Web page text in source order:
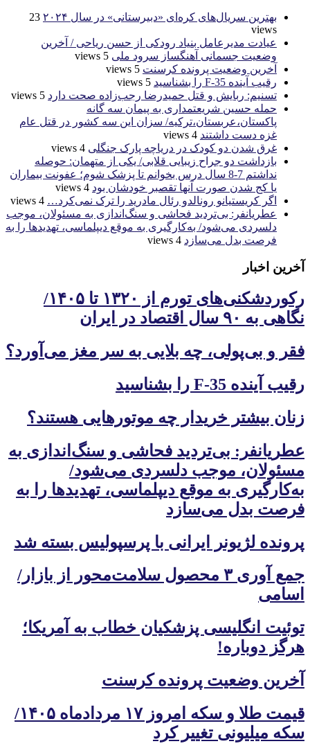
بهترین سریال‌های کره‌ای «دبیرستانی» در سال ۲۰۲۴
23
views
عیادت مدیرعامل بنیاد رودکی از حسن ریاحی / آخرین
وضعیت جسمانی آهنگساز سرود ملی 5 views
آخرین وضعیت پرونده کرسنت 5 views
رقیب آینده F-35 را بشناسید
5 views
تسنیم: ربایش و قتل حمیدرضا رجب‌زاده صحت دارد 5 views
حمله حسین شریعتمداری به پیمان سه گانه
پاکستان،عربستان،ترکیه/ سزان این سه کشور در قتل عام
غزه دست داشتند 4 views
غرق شدن دو کودک در دریاچه پارک جنگلی 4 views
بازداشت دو جراح زیبایی قلابی/ یکی از متهمان: حوصله
نداشتم 7-8 سال درس بخوانم تا پزشک شوم؛ عفونت بیماران
یا کج شدن صورت آنها تقصبر خودشان بود 4 views
اگر کریستیانو رونالدو رئال مادرید را ترک نمی‌کرد… 4 views
عطریانفر: بی‌تردید فحاشی و سنگ‌اندازی به مسئولان، موجب
دلسردی می‌شود/ به‌کارگیری به موقع دیپلماسی، تهدیدها را به
فرصت بدل می‌سازد 4 views
آخرین اخبار
رکوردشکنی‌های تورم از ۱۳۲۰ تا ۱۴۰۵/
نگاهی به ۹۰ سال اقتصاد در ایران
فقر و بی‌پولی، چه بلایی به سر مغز می‌آورد؟
رقیب آینده F-35 را بشناسید
زنان بیشتر خریدار چه موتورهایی هستند؟
عطریانفر: بی‌تردید فحاشی و سنگ‌اندازی به
مسئولان، موجب دلسردی می‌شود/
به‌کارگیری به موقع دیپلماسی، تهدیدها را به
فرصت بدل می‌سازد
پرونده لژیونر ایرانی با پرسپولیس بسته شد
جمع آوری ۳ محصول سلامت‌محور از بازار/
اسامی
توئیت انگلیسی پزشکیان خطاب به آمریکا؛
هرگز دوباره!
آخرین وضعیت پرونده کرسنت
قیمت طلا و سکه امروز ۱۷ مردادماه ۱۴۰۵/
سکه میلیونی تغییر کرد